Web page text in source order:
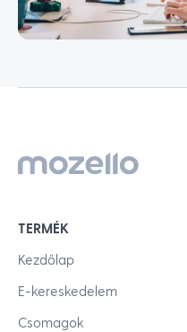
TERMÉK
Kezdőlap
E-kereskedelem
Csomagok